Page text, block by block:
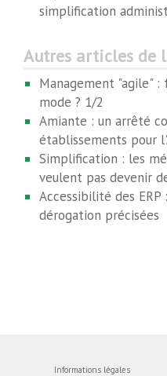
simplification
Autres articles de
Management "agile"
mode ? 1/2
Amiante : un arrêté
établissements pour
Simplification : les
veulent pas devenir
Accessibilité des
dérogation précisées
Informations légales